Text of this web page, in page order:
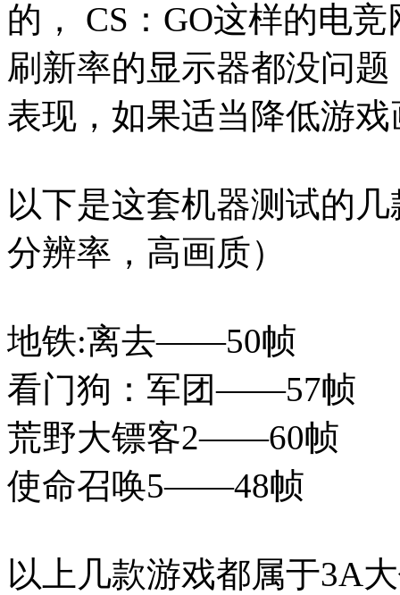
的， CS：GO这样的电
刷新率的显示器都没问
表现，如果适当降低游
以下是这套机器测试的
分辨率，高画质）
地铁:离去——50帧
看门狗：军团——57帧
荒野大镖客2——60帧
使命召唤5——48帧
以上几款游戏都属于3A